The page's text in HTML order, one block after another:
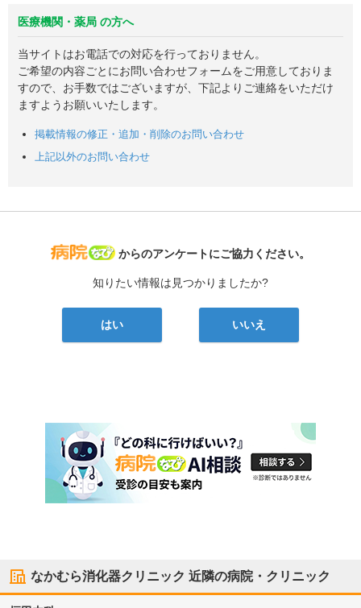
医療機関・薬局 の方へ
当サイトはお電話での対応を行っておりません。
ご希望の内容ごとにお問い合わせフォームをご用意しておりま
すので、お手数ではございますが、下記よりご連絡をいただけ
ますようお願いいたします。
掲載情報の修正・追加・削除のお問い合わせ
上記以外のお問い合わせ
病院なび
からのアンケートにご協力ください。
知りたい情報は見つかりましたか?
はい いいえ
なかむら消化器クリニック 近隣の病院・クリニック